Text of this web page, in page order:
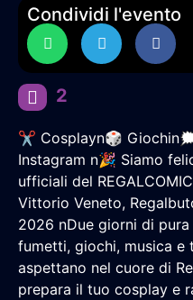
Condividi l'evento
2
✂ Cosplayn🎲 Giochin🗯 Fumetti
Instagram n🎉 Siamo
ufficiali del
Vittorio Veneto,
2026 nDue giorni di
fumetti, giochi, musica
aspettano nel cuore di
prepara il tuo cosplay e